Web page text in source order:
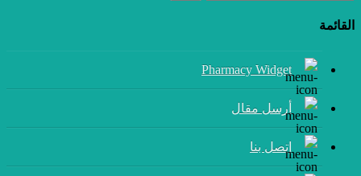
القائمة
Pharmacy Widget
أرسل مقال
إتصل بنا